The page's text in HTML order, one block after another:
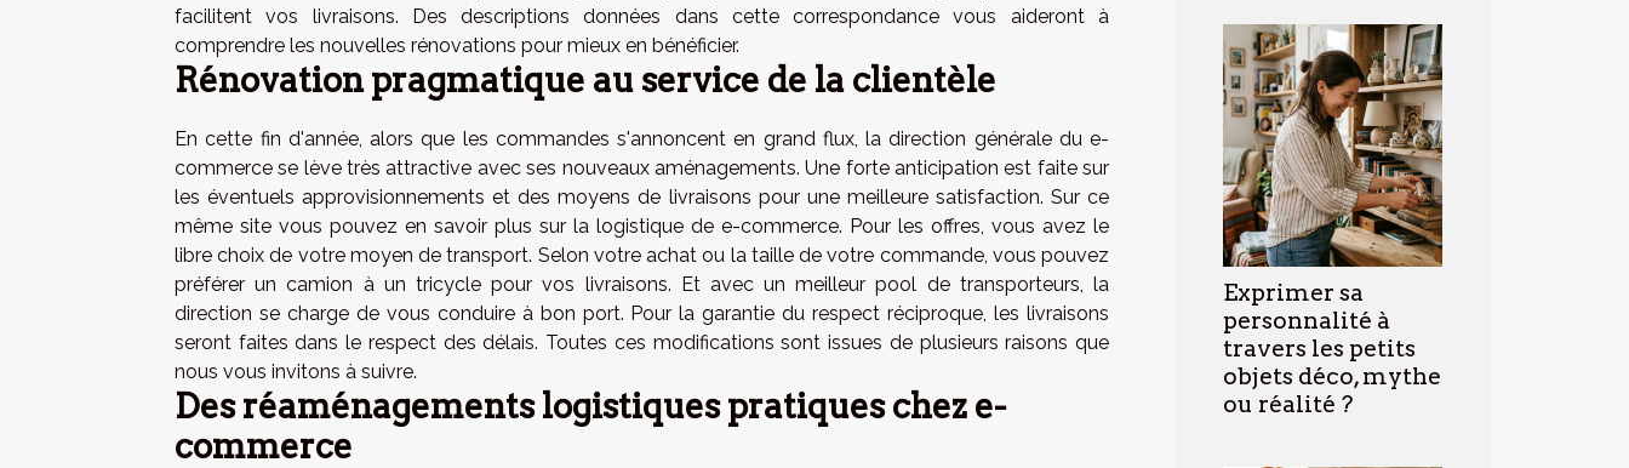
facilitent vos livraisons. Des descriptions données dans cette correspondance vous aideront à
comprendre les nouvelles rénovations pour mieux en bénéficier.
Rénovation pragmatique au service de la clientèle
En cette fin d'année, alors que les commandes s'annoncent en grand flux, la direction générale du e-
commerce se lève très attractive avec ses nouveaux aménagements. Une forte anticipation est faite sur
les éventuels approvisionnements et des moyens de livraisons pour une meilleure satisfaction. Sur ce
même site vous pouvez en savoir plus sur la logistique de e-commerce. Pour les offres, vous avez le
libre choix de votre moyen de transport. Selon votre achat ou la taille de votre commande, vous pouvez
préférer un camion à un tricycle pour vos livraisons. Et avec un meilleur pool de transporteurs, la
direction se charge de vous conduire à bon port. Pour la garantie du respect réciproque, les livraisons
seront faites dans le respect des délais. Toutes ces modifications sont issues de plusieurs raisons que
nous vous invitons à suivre.
Des réaménagements logistiques pratiques chez e-
commerce
Exprimer sa
personnalité à
travers les petits
objets déco, mythe
ou réalité ?